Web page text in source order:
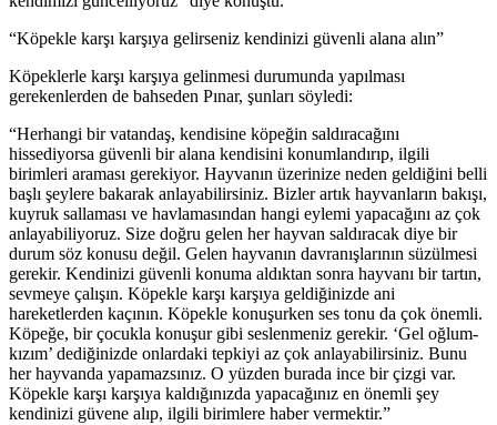
“Köpekle karşı karşıya gelirseniz kendinizi güvenli alana alın”
Köpeklerle karşı karşıya gelinmesi durumunda yapılması
gerekenlerden de bahseden Pınar, şunları söyledi:
“Herhangi bir vatandaş, kendisine köpeğin saldıracağını
hissediyorsa güvenli bir alana kendisini konumlandırıp, ilgili
birimleri araması gerekiyor. Hayvanın üzerinize neden geldiğini belli
başlı şeylere bakarak anlayabilirsiniz. Bizler artık hayvanların bakışı,
kuyruk sallaması ve havlamasından hangi eylemi yapacağını az çok
anlayabiliyoruz. Size doğru gelen her hayvan saldıracak diye bir
durum söz konusu değil. Gelen hayvanın davranışlarının süzülmesi
gerekir. Kendinizi güvenli konuma aldıktan sonra hayvanı bir tartın,
sevmeye çalışın. Köpekle karşı karşıya geldiğinizde ani
hareketlerden kaçının. Köpekle konuşurken ses tonu da çok önemli.
Köpeğe, bir çocukla konuşur gibi seslenmeniz gerekir. ‘Gel oğlum-
kızım’ dediğinizde onlardaki tepkiyi az çok anlayabilirsiniz. Bunu
her hayvanda yapamazsınız. O yüzden burada ince bir çizgi var.
Köpekle karşı karşıya kaldığınızda yapacağınız en önemli şey
kendinizi güvene alıp, ilgili birimlere haber vermektir.”